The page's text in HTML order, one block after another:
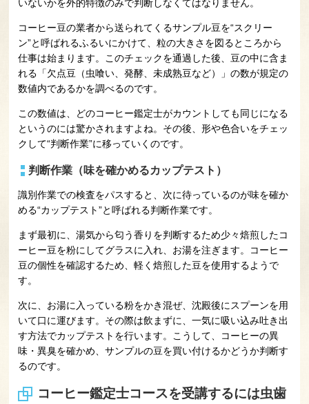
いないかを外的特徴のみで判断しなくてはなりません。
コーヒー豆の業者から送られてくるサンプル豆を“スクリー
ン”と呼ばれるふるいにかけて、粒の大きさを図るところから
仕事は始まります。このチェックを通過した後、豆の中に含ま
れる「欠点豆（虫喰い、発酵、未成熟豆など）」の数が規定の
数値内であるかを調べるのです。
この数値は、どのコーヒー鑑定士がカウントしても同じになる
というのには驚かされますよね。その後、形や色合いをチェッ
クして“判断作業”に移っていくのです。
判断作業（味を確かめるカップテスト）
識別作業での検査をパスすると、次に待っているのが味を確か
める“カップテスト”と呼ばれる判断作業です。
まず最初に、湯気から匂う香りを判断するため少々焙煎したコ
ーヒー豆を粉にしてグラスに入れ、お湯を注ぎます。コーヒー
豆の個性を確認するため、軽く焙煎した豆を使用するようで
す。
次に、お湯に入っている粉をかき混ぜ、沈殿後にスプーンを用
いて口に運びます。その際は飲まずに、一気に吸い込み吐き出
す方法でカップテストを行います。こうして、コーヒーの異
味・異臭を確かめ、サンプルの豆を買い付けるかどうか判断す
るのです。
コーヒー鑑定士コースを受講するには虫歯